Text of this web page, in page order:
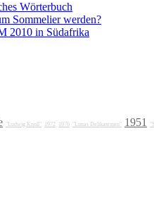
Wörterbuch
Sommelier werden?
2010 in Südafrika
"Ludwig Knoll" 1972 1976 "Lunas Delikatessen" 1951